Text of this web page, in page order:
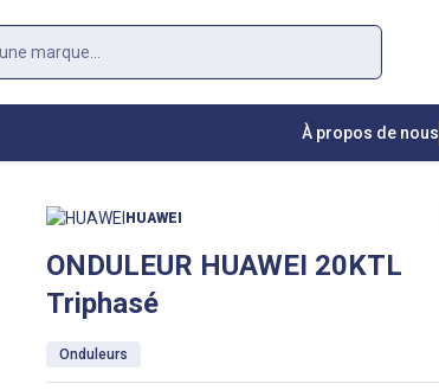
À propos de nous
HUAWEI
ONDULEUR HUAWEI 20KTL
Triphasé
Onduleurs